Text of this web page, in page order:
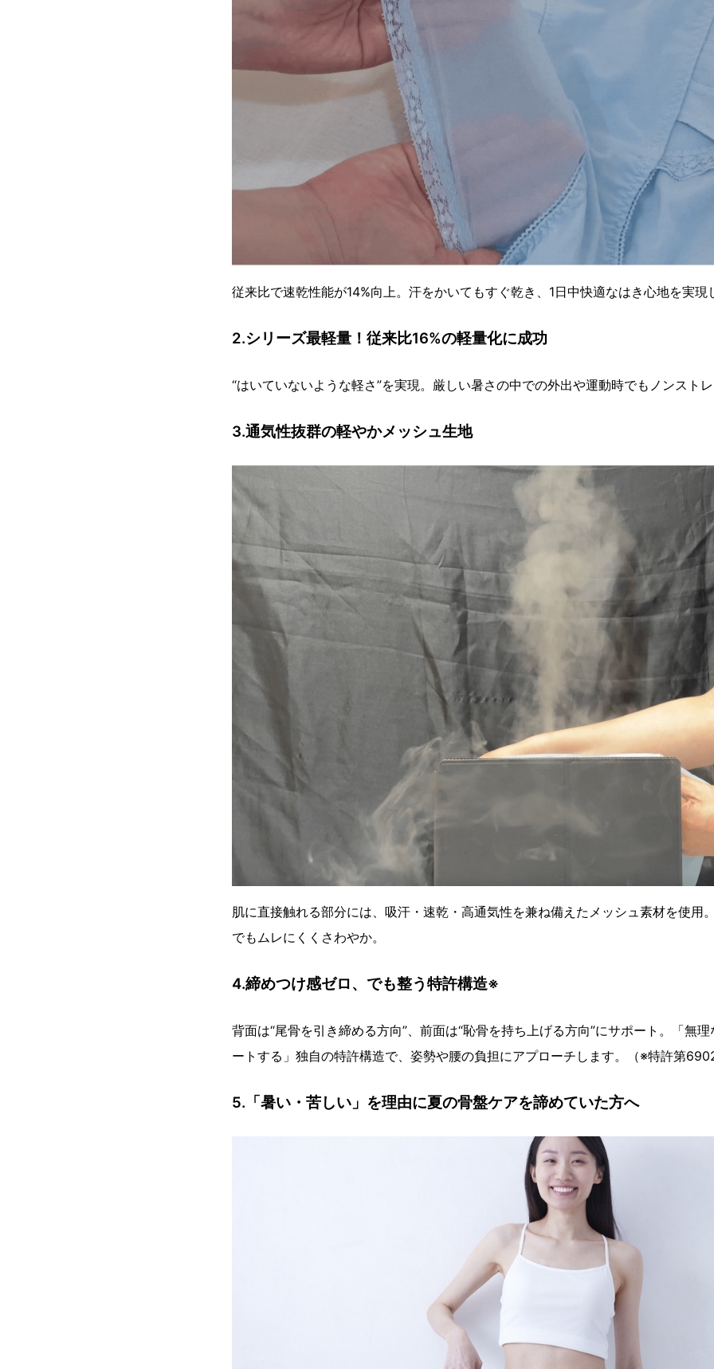
従来比で速乾性能が14%向上。汗をかいてもすぐ乾き、1日中快適なはき心地を実現
2.シリーズ最軽量！従来比16%の軽量化に成功
“はいていないような軽さ”を実現。厳しい暑さの中での外出や運動時でもノンスト
3.通気性抜群の軽やかメッシュ生地
肌に直接触れる部分には、吸汗・速乾・高通気性を兼ね備えたメッシュ素材を使用
でもムレにくくさわやか。
4.締めつけ感ゼロ、でも整う特許構造※
背面は“尾骨を引き締める方向”、前面は“恥骨を持ち上げる方向”にサポート。「無
ートする」独自の特許構造で、姿勢や腰の負担にアプローチします。（※特許第
5.「暑い・苦しい」を理由に夏の骨盤ケアを諦めていた方へ